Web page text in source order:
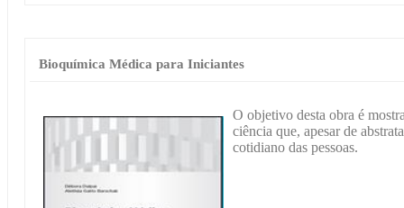
Bioquímica Médica para Iniciantes
O objetivo desta obra é
ciência que, apesar de
cotidiano das pessoas.